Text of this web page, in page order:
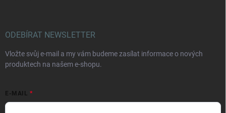
ODEBÍRAT NEWSLETTER
Vložte svůj e-mail a my vám budeme zasílat informace o nových
produktech na našem e-shopu.
E-MAIL